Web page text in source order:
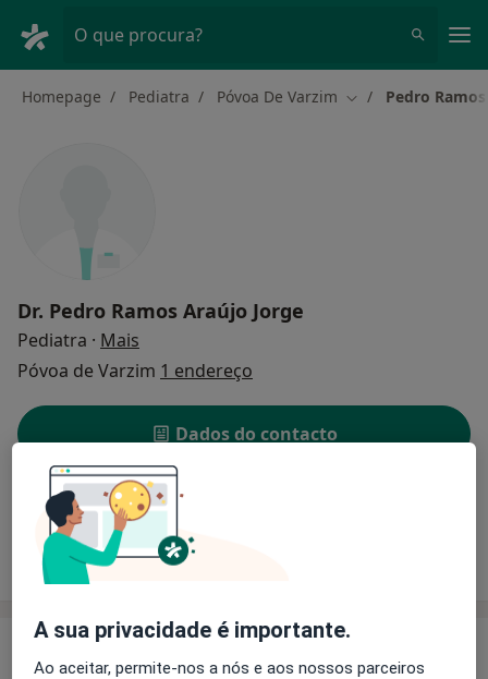
O que procura?
Homepage Pediatra Póvoa De Varzim Mudar de cidade
Pedro
Dr. Pedro Ramos Araújo Jorge
Pediatra · Mais
Póvoa de Varzim 1 endereço
Dados do contacto
Solicite um atendimento
Experiência Preços
Experiência
A sua privacidade é importante.
Ao aceitar, permite-nos a nós e aos nossos parceiros